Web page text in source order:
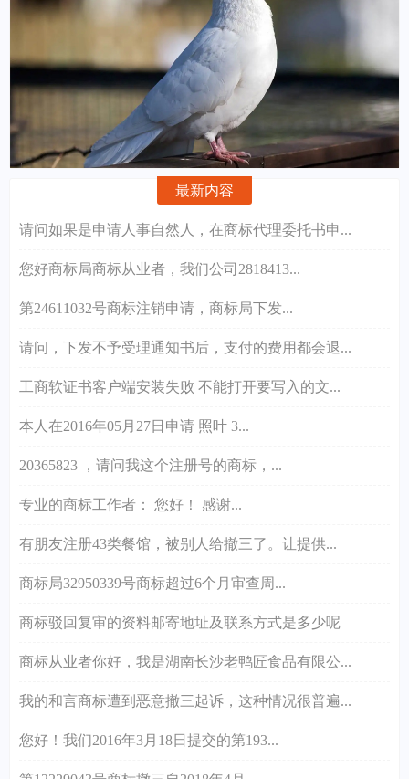
最新内容
请问如果是申请人事自然人，在商标代理委托书申...
您好商标局商标从业者，我们公司2818413...
第24611032号商标注销申请，商标局下发...
请问，下发不予受理通知书后，支付的费用都会退...
工商软证书客户端安装失败 不能打开要写入的文...
本人在2016年05月27日申请 照叶 3...
20365823 ，请问我这个注册号的商标，...
专业的商标工作者： 您好！ 感谢...
有朋友注册43类餐馆，被别人给撤三了。让提供...
商标局32950339号商标超过6个月审查周...
商标驳回复审的资料邮寄地址及联系方式是多少呢
商标从业者你好，我是湖南长沙老鸭匠食品有限公...
我的和言商标遭到恶意撤三起诉，这种情况很普遍...
您好！我们2016年3月18日提交的第193...